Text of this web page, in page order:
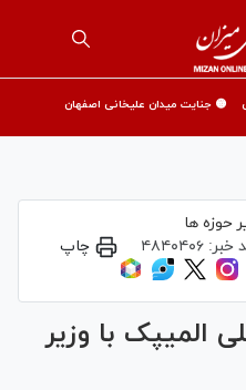
🟡 جنایت میدان علیخانی اصفهان
حوزه ها
خبر: ۴۸۴۰۴۰۶ چاپ
المیپک با وزیر